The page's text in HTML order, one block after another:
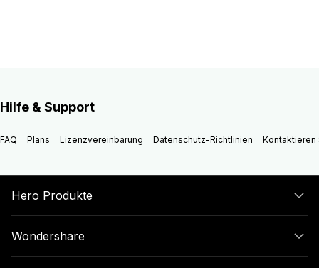
Hilfe & Support
FAQ Plans Lizenzvereinbarung Datenschutz-Richtlinien Kontaktieren
Hero Produkte
Wondershare